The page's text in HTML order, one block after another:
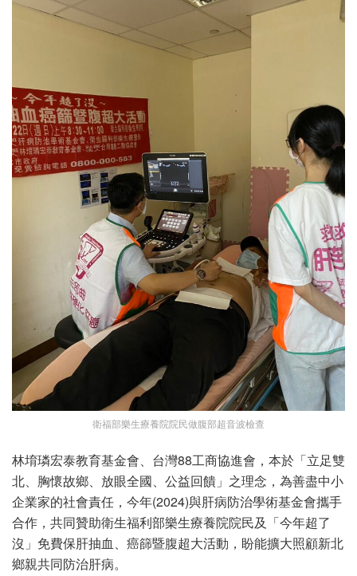
衛福部樂生療養院院民做腹部超音波檢查
林堉璘宏泰教育基金會、台灣88工商協進會，本於「立足雙
北、胸懷故鄉、放眼全國、公益回饋」之理念，為善盡中小
企業家的社會責任，今年(2024)與肝病防治學術基金會攜手
合作，共同贊助衛生福利部樂生療養院院民及「今年超了
沒」免費保肝抽血、癌篩暨腹超大活動，盼能擴大照顧新北
鄉親共同防治肝病。